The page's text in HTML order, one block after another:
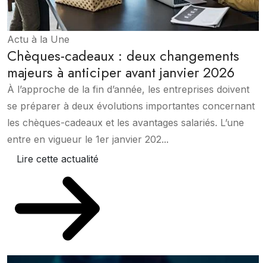
Actu à la Une
Chèques-cadeaux : deux changements
majeurs à anticiper avant janvier 2026
À l’approche de la fin d’année, les entreprises doivent
se préparer à deux évolutions importantes concernant
les chèques-cadeaux et les avantages salariés. L’une
entre en vigueur le 1er janvier 202...
Lire cette actualité